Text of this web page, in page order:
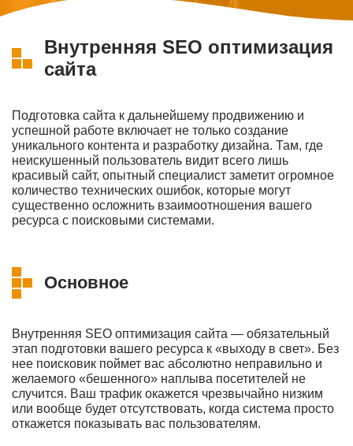
Внутренняя SEO оптимизация
сайта
Подготовка сайта к дальнейшему продвижению и
успешной работе включает не только создание
уникального контента и разработку дизайна. Там, где
неискушенный пользователь видит всего лишь
красивый сайт, опытный специалист заметит огромное
количество технических ошибок, которые могут
существенно осложнить взаимоотношения вашего
ресурса с поисковыми системами.
Основное
Внутренняя SEO оптимизация сайта — обязательный
этап подготовки вашего ресурса к «выходу в свет». Без
нее поисковик поймет вас абсолютно неправильно и
желаемого «бешенного» наплыва посетителей не
случится. Ваш трафик окажется чрезвычайно низким
или вообще будет отсутствовать, когда система просто
откажется показывать вас пользователям.